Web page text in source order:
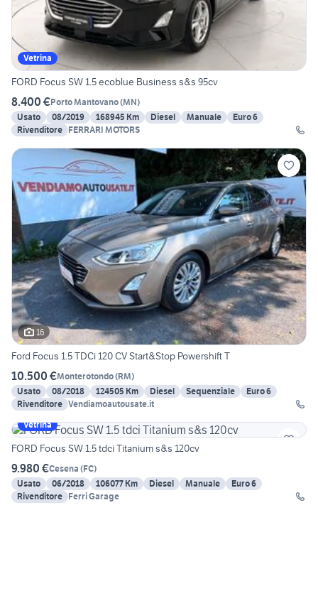
Vetrina
FORD Focus SW 1.5 ecoblue Business s&s 95cv
8.400 €Porto Mantovano(MN)
Usato
08/2019 168945 Km Diesel Manuale
Euro 6
Rivenditore FERRARI MOTORS
16
Ford Focus 1.5 TDCi 120 CV Start&Stop Powershift T
10.500 €Monterotondo(RM)
Usato
08/2018 124505 Km Diesel Sequenziale
Euro 6
Rivenditore Vendiamoautousate.it
Vetrina
FORD Focus SW 1.5 tdci Titanium s&s 120cv
9.980 €Cesena (FC)
Usato
06/2018 106077 Km Diesel Manuale
Euro 6
Rivenditore Ferri Garage